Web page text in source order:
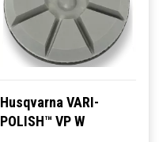
Husqvarna VARI-
POLISH™ VP W